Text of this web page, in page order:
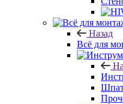
Назад
Всё для